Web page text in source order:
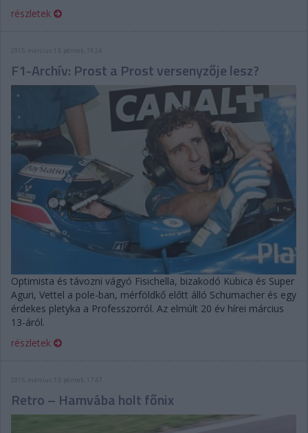
részletek
2015. március 13. péntek, 19:24
F1-Archív: Prost a Prost versenyzője lesz?
Optimista és távozni vágyó Fisichella, bizakodó Kubica és Super
Aguri, Vettel a pole-ban, mérföldkő előtt álló Schumacher és egy
érdekes pletyka a Professzorról. Az elmúlt 20 év hírei március
13-áról.
részletek
2015. március 13. péntek, 17:47
Retro – Hamvába holt főnix